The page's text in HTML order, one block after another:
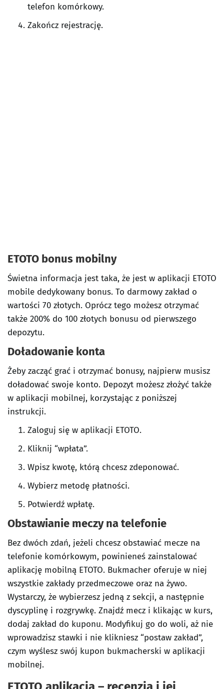
telefon komórkowy.
Zakończ rejestrację.
ETOTO bonus mobilny
Świetna informacja jest taka, że jest w aplikacji ETOTO
mobile dedykowany bonus. To darmowy zakład o
wartości 70 złotych. Oprócz tego możesz otrzymać
także 200% do 100 złotych bonusu od pierwszego
depozytu.
Doładowanie konta
Żeby zacząć grać i otrzymać bonusy, najpierw musisz
doładować swoje konto. Depozyt możesz złożyć także
w aplikacji mobilnej, korzystając z poniższej
instrukcji.
Zaloguj się w aplikacji ETOTO.
Kliknij “wpłata”.
Wpisz kwotę, którą chcesz zdeponować.
Wybierz metodę płatności.
Potwierdź wpłatę.
Obstawianie meczy na telefonie
Bez dwóch zdań, jeżeli chcesz obstawiać mecze na
telefonie komórkowym, powinieneś zainstalować
aplikację mobilną ETOTO. Bukmacher oferuje w niej
wszystkie zakłady przedmeczowe oraz na żywo.
Wystarczy, że wybierzesz jedną z sekcji, a następnie
dyscyplinę i rozgrywkę. Znajdź mecz i klikając w kurs,
dodaj zakład do kuponu. Modyfikuj go do woli, aż nie
wprowadzisz stawki i nie klikniesz “postaw zakład”,
czym wyślesz swój kupon bukmacherski w aplikacji
mobilnej.